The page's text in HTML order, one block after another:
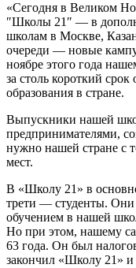
«Сегодня в Великом
″Школы 21″ — в
школам в Москве,
очереди — новые
ноябре этого года
за столь короткий
образования в стране.
Выпускники нашей
предпринимателями,
нужно нашей стране с
мест.
В «Школу 21» в
трети — студенты. Они
обучением в нашей
Но при этом, нашему
63 года. Он был
закончил «Школу 21» и